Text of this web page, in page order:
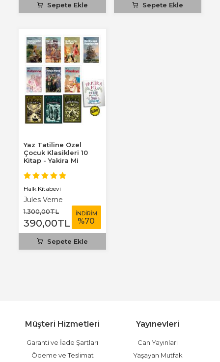
Sepete Ekle Sepete Ekle
Yaz Tatiline Özel
Çocuk Klasikleri 10
Kitap - Yakira Mi
Halk Kitabevi
Jules Verne
1.300,00TL
390,00TL
İNDİRİM
%70
Sepete Ekle
Müşteri Hizmetleri
Garanti ve İade Şartları
Ödeme ve Teslimat
Yayınevleri
Can Yayınları
Yaşayan Mutfak